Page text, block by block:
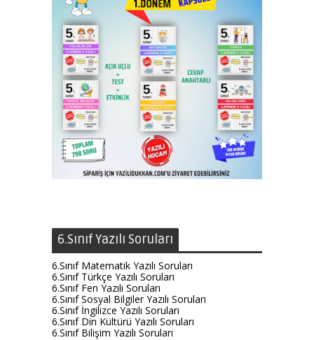
6.Sınıf Yazılı Soruları
6.Sınıf Matematik Yazılı Soruları
6.Sınıf Türkçe Yazılı Soruları
6.Sınıf Fen Yazılı Soruları
6.Sınıf Sosyal Bilgiler Yazılı Soruları
6.Sınıf İngilizce Yazılı Soruları
6.Sınıf Din Kültürü Yazılı Soruları
6.Sınıf Bilişim Yazılı Soruları